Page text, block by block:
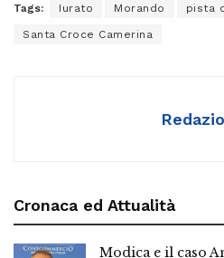
Tags: Iurato Morando pista
Santa Croce Camerina
Cronaca ed Attualità
Modica e il caso